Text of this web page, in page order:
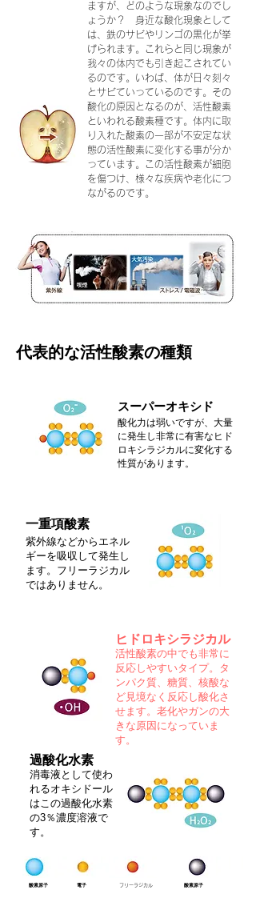
ますが、どのような現象なのでし
ょうか？ 身近な酸化現象として
は、鉄のサビやリンゴの黒化が挙
げられます。これらと同じ現象が
我々の体内でも引き起こされてい
るのです。いわば、体が日々刻々
とサビていっているのです。その
酸化の原因となるのが、活性酸素
といわれる酸素種です。体内に取
り入れた酸素の一部が不安定な状
態の活性酸素に変化する事が分か
っています。この活性酸素が細胞
を傷つけ、様々な疾病や老化につ
ながるのです。
代表的な活性酸素の種類
スーパーオキシド
酸化力は弱いですが、大量
に発生し非常に有害なヒド
ロキシラジカルに変化する
性質があります。
一重項酸素
紫外線などからエネル
ギーを吸収して発生し
ます。フリーラジカル
ではありません。
ヒドロキシラジカル
活性酸素の中でも非常に
反応しやすいタイプ。タ
ンパク質、糖質、核酸な
ど見境なく反応し酸化さ
せます。老化やガンの大
きな原因になっていま
す。
過酸化水素
消毒液として使わ
れるオキシドール
はこの過酸化水素
の3％濃度溶液で
す。
酸素原子 電子 ​フリーラジカル 酸素原子